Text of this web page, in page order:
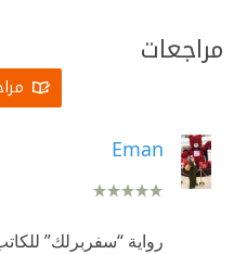
مراجعات
Eman
رواية “سفربرلك”